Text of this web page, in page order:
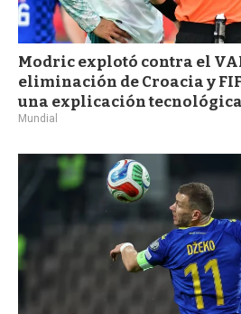
Modric explotó contra el
eliminación de Croacia y
una explicación tecnológica
Mundial